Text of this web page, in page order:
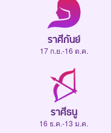
ราศีกันย์
17 ก.ย.-16 ต.ค.
ราศีธนู
16 ธ.ค.-13 ม.ค.